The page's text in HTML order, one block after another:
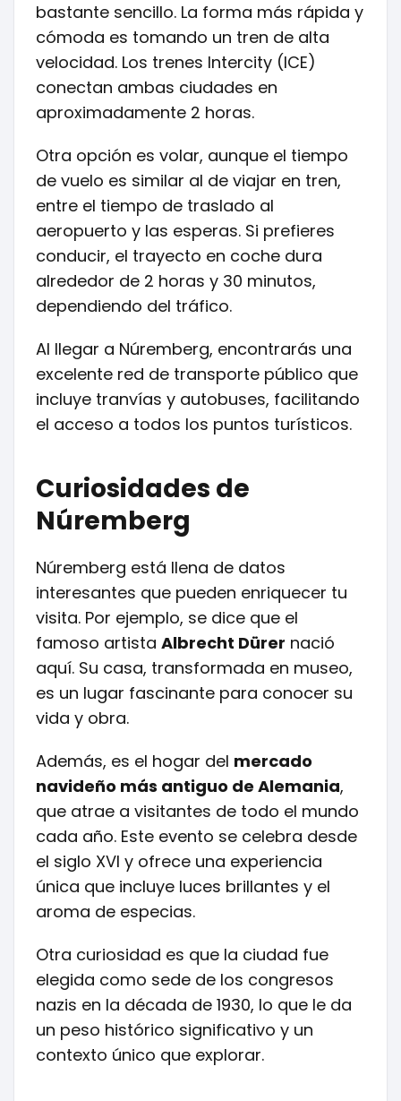
bastante sencillo. La forma más rápida y
cómoda es tomando un tren de alta
velocidad. Los trenes Intercity (ICE)
conectan ambas ciudades en
aproximadamente 2 horas.
Otra opción es volar, aunque el tiempo
de vuelo es similar al de viajar en tren,
entre el tiempo de traslado al
aeropuerto y las esperas. Si prefieres
conducir, el trayecto en coche dura
alrededor de 2 horas y 30 minutos,
dependiendo del tráfico.
Al llegar a Núremberg, encontrarás una
excelente red de transporte público que
incluye tranvías y autobuses, facilitando
el acceso a todos los puntos turísticos.
Curiosidades de
Núremberg
Núremberg está llena de datos
interesantes que pueden enriquecer tu
visita. Por ejemplo, se dice que el
famoso artista Albrecht Dürer nació
aquí. Su casa, transformada en museo,
es un lugar fascinante para conocer su
vida y obra.
Además, es el hogar del mercado
navideño más antiguo de Alemania,
que atrae a visitantes de todo el mundo
cada año. Este evento se celebra desde
el siglo XVI y ofrece una experiencia
única que incluye luces brillantes y el
aroma de especias.
Otra curiosidad es que la ciudad fue
elegida como sede de los congresos
nazis en la década de 1930, lo que le da
un peso histórico significativo y un
contexto único que explorar.